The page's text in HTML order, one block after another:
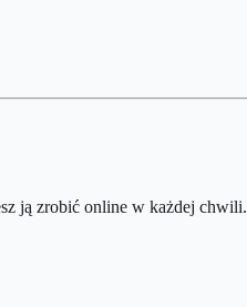
ją zrobić online w każdej chwili.